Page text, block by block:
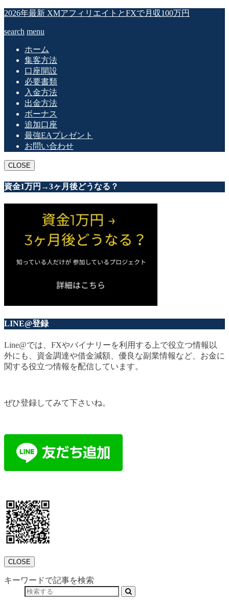
2026年最新 XMアフィリエイトとFXで月収100万円
search menu
ホーム
集客方法
口座開設
必要書類
入金方法
出金方法
ボーナス
追加口座
最強EAプレゼント
お問い合わせ
CLOSE
資金1万円→3ヶ月後どうなる？
LINE@登録
Line@では、FXやバイナリーを利用する上で役立つ情報以
外にも、資金調達や借金減額、優良な副業情報など、お金に
関する役立つ情報を配信しています。
ぜひ登録してみて下さいね。
CLOSE
キーワードで記事を検索